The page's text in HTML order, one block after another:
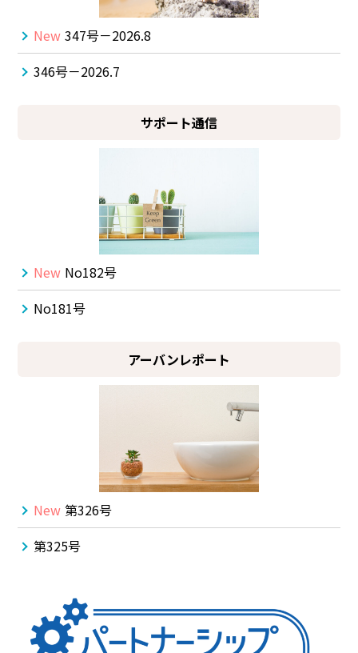
New 347号－2026.8
346号－2026.7
サポート通信
New No182号
No181号
アーバンレポート
New 第326号
第325号